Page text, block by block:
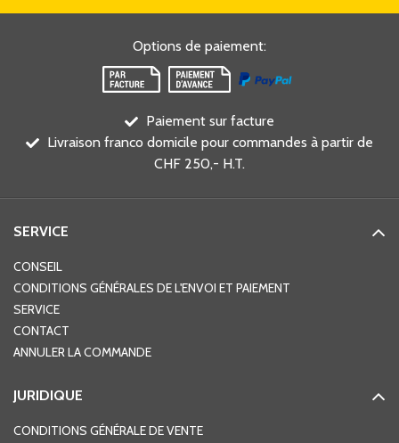
Options de paiement:
Paiement sur facture
Livraison franco domicile pour commandes à partir de
CHF 250,- H.T.
SERVICE
CONSEIL
CONDITIONS GÉNÉRALES DE L'ENVOI ET PAIEMENT
SERVICE
CONTACT
ANNULER LA COMMANDE
JURIDIQUE
CONDITIONS GÉNÉRALE DE VENTE